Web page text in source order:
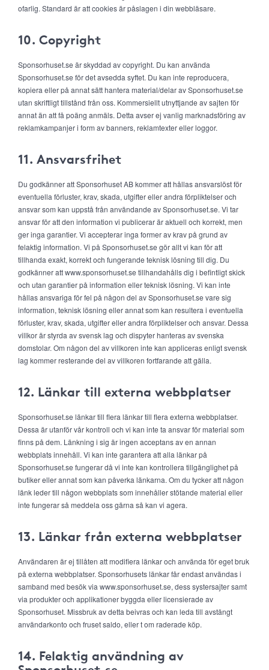
ofarlig. Standard är att cookies är påslagen i din webbläsare.
10. Copyright
Sponsorhuset.se är skyddad av copyright. Du kan använda
Sponsorhuset.se för det avsedda syftet. Du kan inte reproducera,
kopiera eller på annat sätt hantera material/delar av Sponsorhuset.se
utan skriftligt tillstånd från oss. Kommersiellt utnyttjande av sajten för
annat än att få poäng anmäls. Detta avser ej vanlig marknadsföring av
reklamkampanjer i form av banners, reklamtexter eller loggor.
11. Ansvarsfrihet
Du godkänner att Sponsorhuset AB kommer att hållas ansvarslöst för
eventuella förluster, krav, skada, utgifter eller andra förpliktelser och
ansvar som kan uppstå från användande av Sponsorhuset.se. Vi tar
ansvar för att den information vi publicerar är aktuell och korrekt, men
ger inga garantier. Vi accepterar inga former av krav på grund av
felaktig information. Vi på Sponsorhuset.se gör allt vi kan för att
tillhanda exakt, korrekt och fungerande teknisk lösning till dig. Du
godkänner att www.sponsorhuset.se tillhandahålls dig i befintligt skick
och utan garantier på information eller teknisk lösning. Vi kan inte
hållas ansvariga för fel på någon del av Sponsorhuset.se vare sig
information, teknisk lösning eller annat som kan resultera i eventuella
förluster, krav, skada, utgifter eller andra förpliktelser och ansvar. Dessa
villkor är styrda av svensk lag och dispyter hanteras av svenska
domstolar. Om någon del av villkoren inte kan appliceras enligt svensk
lag kommer resterande del av villkoren fortfarande att gälla.
12. Länkar till externa webbplatser
Sponsorhuset.se länkar till flera länkar till flera externa webbplatser.
Dessa är utanför vår kontroll och vi kan inte ta ansvar för material som
finns på dem. Länkning i sig är ingen acceptans av en annan
webbplats innehåll. Vi kan inte garantera att alla länkar på
Sponsorhuset.se fungerar då vi inte kan kontrollera tillgänglighet på
butiker eller annat som kan påverka länkarna. Om du tycker att någon
länk leder till någon webbplats som innehåller stötande material eller
inte fungerar så meddela oss gärna så kan vi agera.
13. Länkar från externa webbplatser
Användaren är ej tillåten att modifiera länkar och använda för eget bruk
på externa webbplatser. Sponsorhusets länkar får endast användas i
samband med besök via www.sponsorhuset.se, dess systersajter samt
via produkter och applikationer byggda eller licensierade av
Sponsorhuset. Missbruk av detta beivras och kan leda till avstängt
användarkonto och fruset saldo, eller t om raderade köp.
14. Felaktig användning av